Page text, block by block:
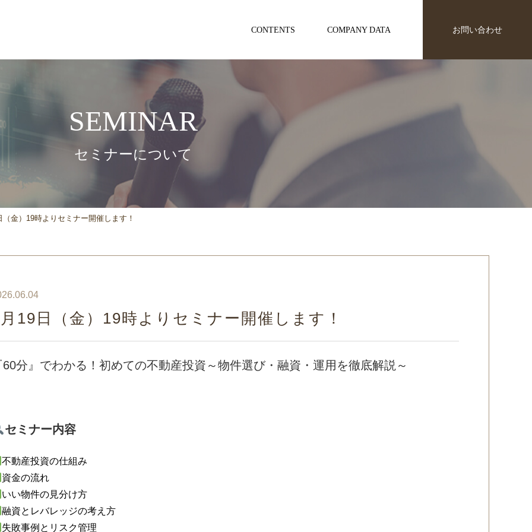
CONTENTS COMPANY DATA お問い合わせ
SEMINAR
セミナーについて
（金）19時よりセミナー開催します！
19日（金）19時よりセミナー開催します！
60分』でわかる！初めての不動産投資～物件選び・融資・運用を徹底解説～
セミナー内容
不動産投資の仕組み
資金の流れ
いい物件の見分け方
融資とレバレッジの考え方
失敗事例とリスク管理